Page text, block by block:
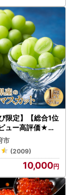
限定】【総合1位
ュー高評価★】
配送分〉山梨
ンマスカット 2
以上）シャイ
ツ FN-Limited-S
市
(2009)
10,000